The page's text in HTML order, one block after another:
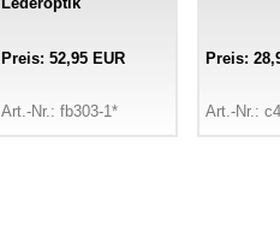
Preis: 52,95 EUR
Art.-Nr.: fb303-1*
Preis:
Art.-Nr.: